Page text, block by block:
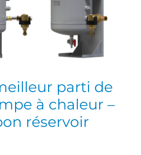
parti de
à chaleur –
réservoir